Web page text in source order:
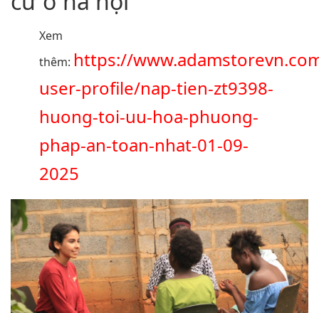
Xem
thêm: https://
user-profile/nap-tien-zt9398-
huong-toi-uu-hoa-phuong-
phap-an-toan-nhat-01-09-
2025